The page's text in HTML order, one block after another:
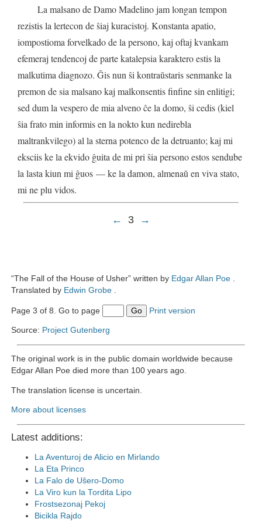
LamalsanodeDamoMadelinojamlongantempon
rezistislalertecondeŝiaj kuracistoj. Konstantaapatio,
iompostiomaforvelkadodelapersono, kaj oftaj kvankam
efemeraj tendencoj departekatalepsiakarakteroestisla
malkutimadiagnozo. Ĝisnunŝikontraŭstarissenmankela
premondesiamalsanokaj malkonsentisfinfinesinenlitigi;
seddumlavesperodemiaalvenoĉeladomo, ŝicedis(kiel
ŝiafratomininformisenlanoktokunnedirebla
maltrankvilego)allasternapotencodeladetruanto;kaj mi
eksciiskelaekvido ĝuitademipriŝiapersonoestossendube
lalastakiunmi ĝuos —keladamon, almenaŭenvivastato,
minepluvidos.
← 3 →
“The Fall of the House of Usher” written by Edgar Allan Poe .
Translated by Edwin Grobe .
Page 3 of 8. Go to page Go Print version
Source: Project Gutenberg
The original work is in the public domain worldwide because
Edgar Allan Poe died more than 100 years ago.
The translation license is uncertain.
More about licenses
Latest additions:
La Aventuroj de Alicio en Mirlando
La Eta Princo
La Falo de Uŝero-Domo
La Viro kun la Tordita Lipo
Frostsezonaj Pekoj
Bicikla Rajdo